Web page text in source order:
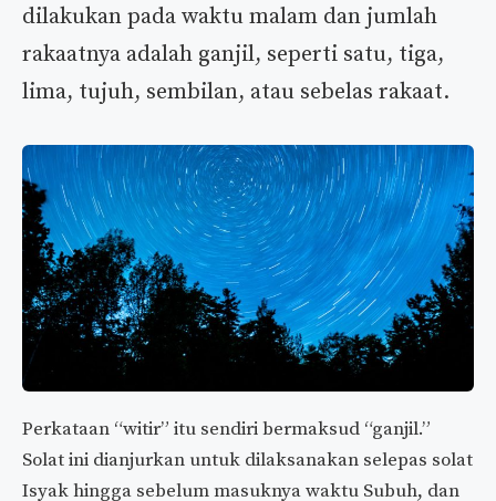
dilakukan pada waktu malam dan jumlah
rakaatnya adalah ganjil, seperti satu, tiga,
lima, tujuh, sembilan, atau sebelas rakaat.
Perkataan “witir” itu sendiri bermaksud “ganjil.”
Solat ini dianjurkan untuk dilaksanakan selepas solat
Isyak hingga sebelum masuknya waktu Subuh, dan